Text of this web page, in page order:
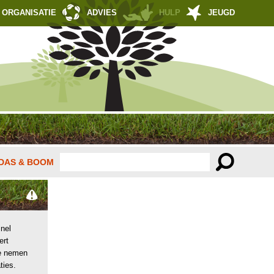
& BOOM
nemen
ORGANISATIE ADVIES HULP JEUGD